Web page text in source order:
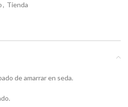
, Tienda
de amarrar en seda.